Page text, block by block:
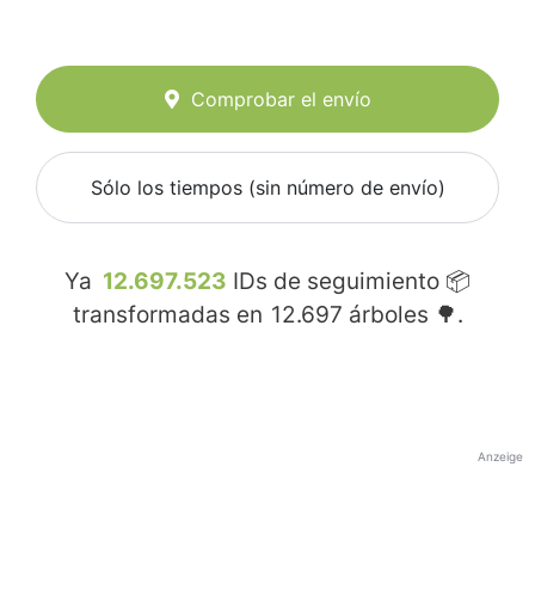
Comprobar el envío
Sólo los tiempos (sin número de envío)
Ya 12.697.523 IDs de seguimiento 📦
transformadas en 12.697 árboles 🌳.
Anzeige